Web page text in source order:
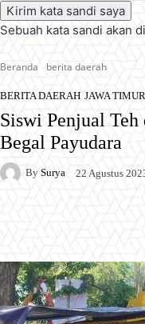
Sebuah kata sandi akan
Beranda berita daerah
BERITA DAERAH JAWA TIMUR
Siswi Penjual
Begal Payudara
By Surya 22 Agustus